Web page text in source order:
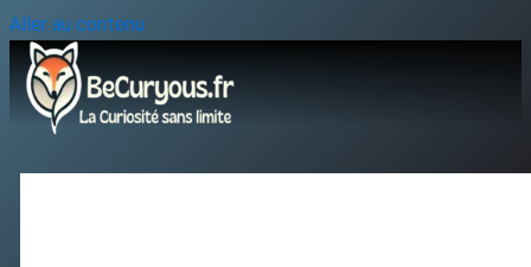
Aller au contenu